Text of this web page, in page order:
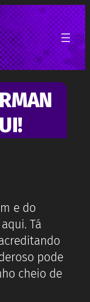
e do
Tá
pode
cheio de